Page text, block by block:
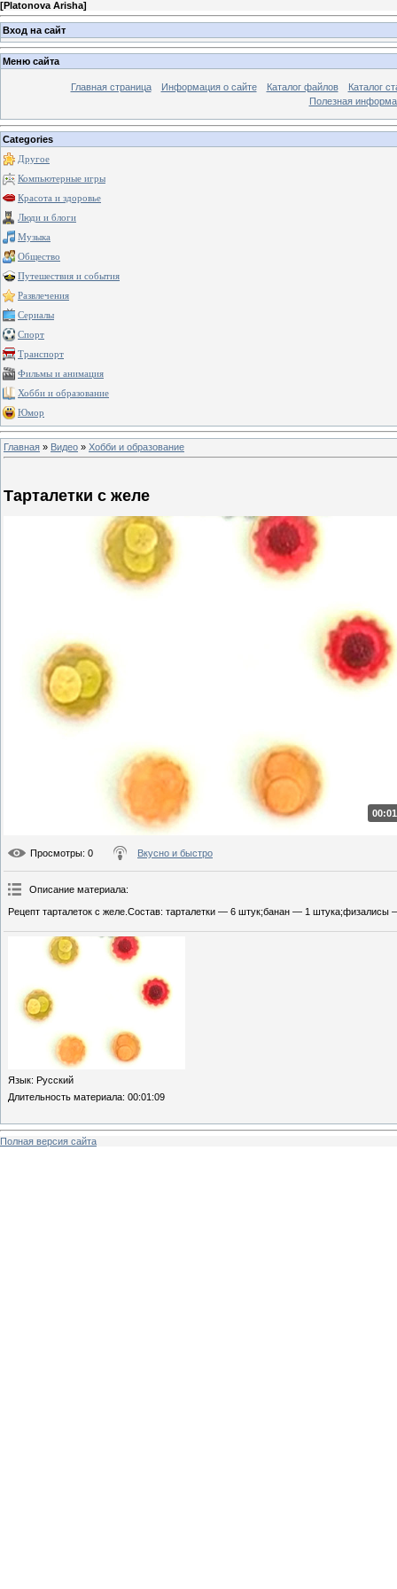
[Platonova Arisha]
Вход на сайт
Меню сайта
Главная страница Информация о сайте Каталог файлов
Каталог
Полезная
Categories
Другое
Компьютерные игры
Красота и здоровье
Люди и блоги
Музыка
Общество
Путешествия и события
Развлечения
Сериалы
Спорт
Транспорт
Фильмы и анимация
Хобби и образование
Юмор
Главная » Видео » Хобби и образование
Тарталетки с желе
Просмотры: 0 Вкусно и быстро
Описание материала:
Рецепт тарталеток с желе.Состав: тарталетки — 6 штук;банан — 1
Язык: Русский
Длительность материала: 00:01:09
Полная версия сайта